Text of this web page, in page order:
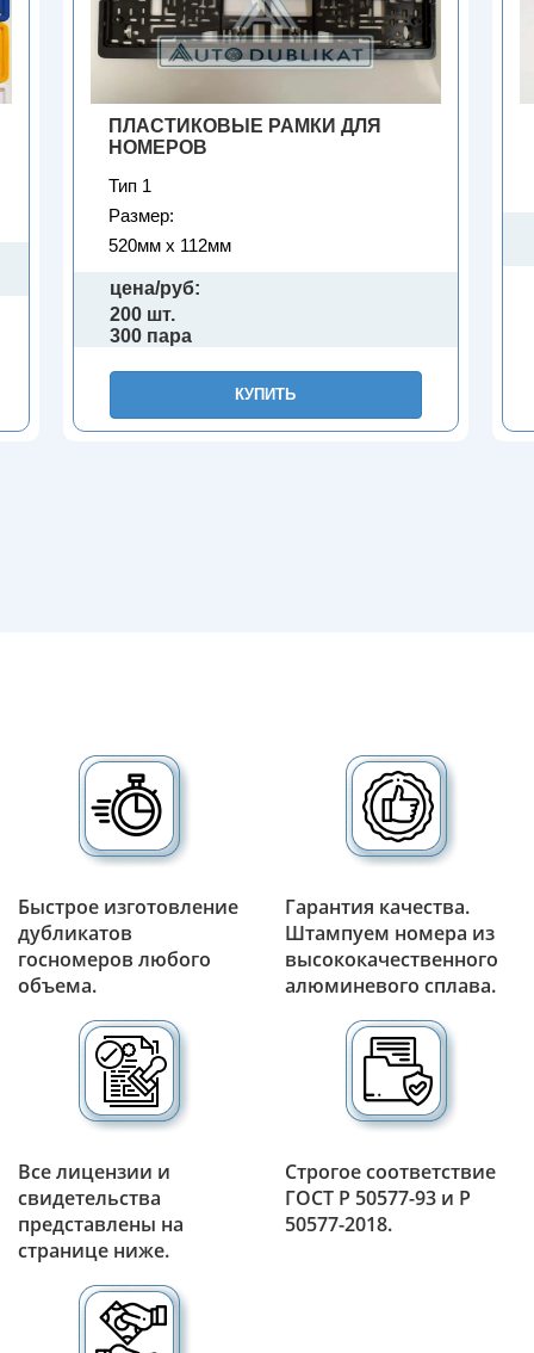
ПЛАСТИКОВЫЕ РАМКИ ДЛЯ
НОМЕРОВ
Тип 1
Размер:
520мм х 112мм
цена/руб:
200 шт.
300 пара
КУПИТЬ
Быстрое изготовление
дубликатов
госномеров любого
объема.
Гарантия качества.
Штампуем номера из
высококачественного
алюминевого сплава.
Все лицензии и
свидетельства
представлены на
странице ниже.
Строгое соответствие
ГОСТ Р 50577-93 и Р
50577-2018.